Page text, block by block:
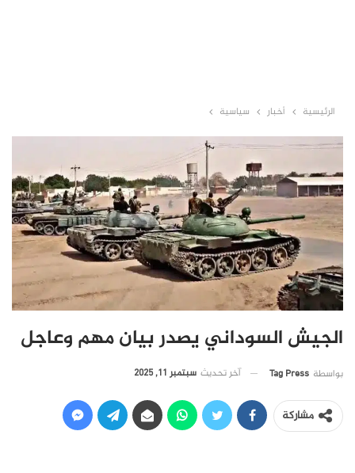
الرئيسية أخبار سياسية
الجيش السوداني يصدر بيان مهم وعاجل
بواسطة Tag Press آخر تحديث سبتمبر 11, 2025
مشاركة